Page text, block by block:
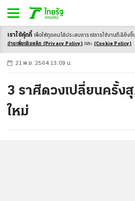
-ก ก ก+
21 พ.ย. 2564 13:09 น.
3 ราศีดวงเปลี่ยนครั้ง
ใหม่
เราใช้คุ้กกี้ เพื่อให้ทุกคนได้ประสบการณ์การใช้งานที่ดียิ่งขึ้
อ่านเพิ่มเติมคลิก (Privacy Policy) และ (Cookie Policy)